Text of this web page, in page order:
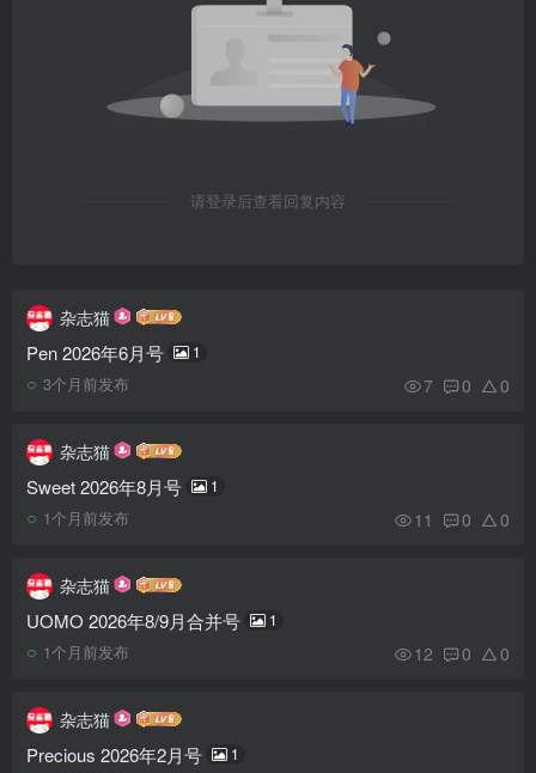
请登录后查看回复内容
杂志猫
Pen 2026年6月号 1
3个月前发布 7 0 0
杂志猫
Sweet 2026年8月号 1
1个月前发布 11 0 0
杂志猫
UOMO 2026年8/9月合并号 1
1个月前发布 12 0 0
杂志猫
Precious 2026年2月号 1